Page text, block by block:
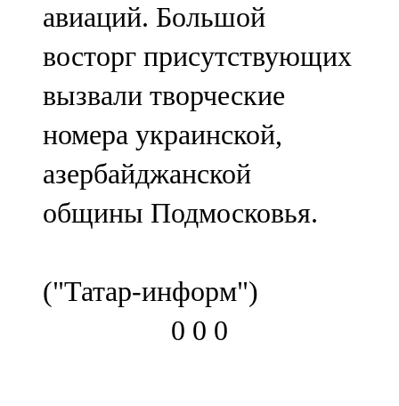
авиаций. Большой
восторг присутствующих
вызвали творческие
номера украинской,
азербайджанской
общины Подмосковья.
("Татар-информ")
0 0 0